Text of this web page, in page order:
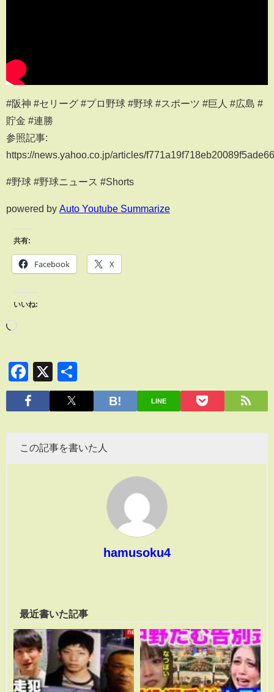
#阪神 #セリーグ #プロ野球 #野球 #スポーツ #巨人 #広島 #
貯金 #連勝
参照記事:
https://news.yahoo.co.jp/articles/
#野球 #野球ニュース #Shorts
powered by Auto Youtube Summarize
共有:
Facebook X
いいね:
Facebook
X
有
LINE
この記事を書いた人
hamusoku4
最近書いた記事